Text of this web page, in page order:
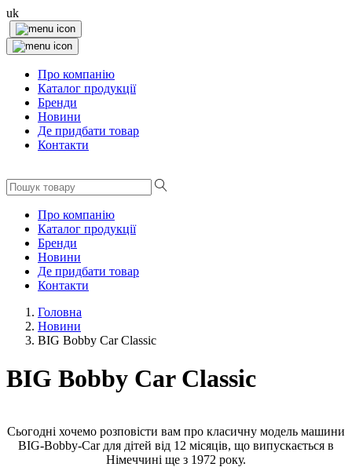
uk
Про компанію
Каталог продукції
Бренди
Новини
Де придбати товар
Контакти
Про компанію
Каталог продукції
Бренди
Новини
Де придбати товар
Контакти
Головна
Новини
BIG Bobby Car Classic
BIG Bobby Car Classic
Сьогодні хочемо розповісти вам про класичну модель машини
BIG-Bobby-Car для дітей від 12 місяців, що випускається в
Німеччині ще з 1972 року.